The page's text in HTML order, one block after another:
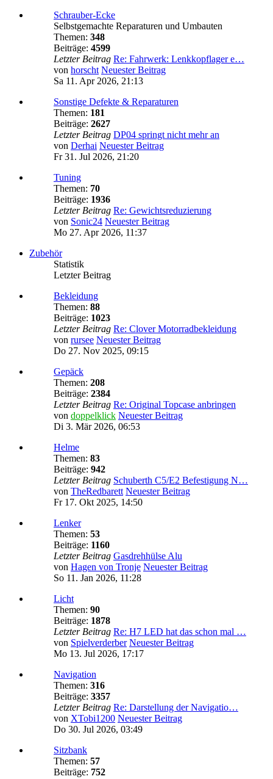
Schrauber-Ecke
Selbstgemachte Reparaturen und Umbauten
Themen: 348
Beiträge: 4599
Letzter Beitrag Re: Fahrwerk: Lenkkopflager e…
von horscht Neuester Beitrag
Sa 11. Apr 2026, 21:13
Sonstige Defekte & Reparaturen
Themen: 181
Beiträge: 2627
Letzter Beitrag DP04 springt nicht mehr an
von Derhai Neuester Beitrag
Fr 31. Jul 2026, 21:20
Tuning
Themen: 70
Beiträge: 1936
Letzter Beitrag Re: Gewichtsreduzierung
von Sonic24 Neuester Beitrag
Mo 27. Apr 2026, 11:37
Zubehör
Statistik
Letzter Beitrag
Bekleidung
Themen: 88
Beiträge: 1023
Letzter Beitrag Re: Clover Motorradbekleidung
von rursee Neuester Beitrag
Do 27. Nov 2025, 09:15
Gepäck
Themen: 208
Beiträge: 2384
Letzter Beitrag Re: Original Topcase anbringen
von doppelklick Neuester Beitrag
Di 3. Mär 2026, 06:53
Helme
Themen: 83
Beiträge: 942
Letzter Beitrag Schuberth C5/E2 Befestigung N…
von TheRedbarett Neuester Beitrag
Fr 17. Okt 2025, 14:50
Lenker
Themen: 53
Beiträge: 1160
Letzter Beitrag Gasdrehhülse Alu
von Hagen von Tronje Neuester Beitrag
So 11. Jan 2026, 11:28
Licht
Themen: 90
Beiträge: 1878
Letzter Beitrag Re: H7 LED hat das schon mal …
von Spielverderber Neuester Beitrag
Mo 13. Jul 2026, 17:17
Navigation
Themen: 316
Beiträge: 3357
Letzter Beitrag Re: Darstellung der Navigatio…
von XTobi1200 Neuester Beitrag
Do 30. Jul 2026, 03:49
Sitzbank
Themen: 57
Beiträge: 752